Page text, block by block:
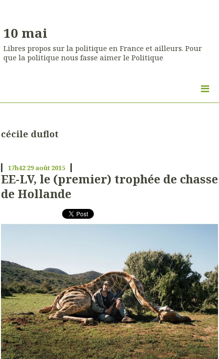
10 mai
Libres propos sur la politique en France et ailleurs. Pour
que la politique nous fasse aimer le Politique
cécile duflot
17h42 29 août 2015
EE-LV, le (premier) trophée de chasse
de Hollande